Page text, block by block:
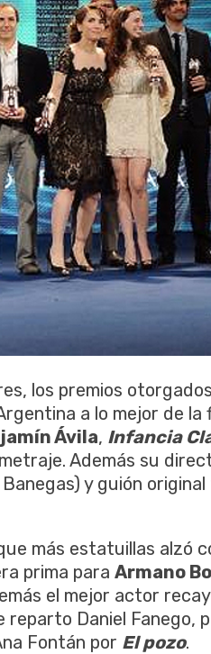
los premios
a lo mejor de la
Ávila, Infancia
Además su
y guión
más estatuillas alzó
prima para Armano Bo
el mejor actor
reparto Daniel Fanego,
Fontán por El pozo.